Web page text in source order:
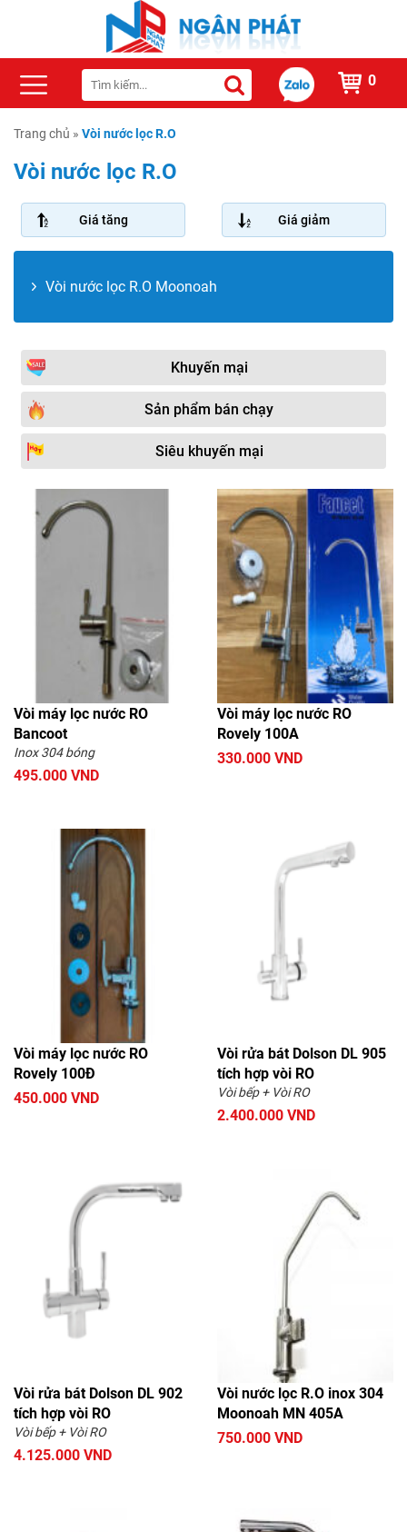
0
Trang chủ » Vòi nước lọc R.O
Vòi nước lọc R.O
Giá tăng Giá giảm
Vòi nước lọc R.O Moonoah
Khuyến mại
Sản phẩm bán chạy
Siêu khuyến mại
Vòi máy lọc nước RO
Bancoot
Inox 304 bóng
495.000 VND
Vòi máy lọc nước RO
Rovely 100A
330.000 VND
Vòi máy lọc nước RO
Rovely 100Đ
450.000 VND
Vòi rửa bát Dolson DL 905
tích hợp vòi RO
Vòi bếp + Vòi RO
2.400.000 VND
Vòi rửa bát Dolson DL 902
tích hợp vòi RO
Vòi bếp + Vòi RO
4.125.000 VND
Vòi nước lọc R.O inox 304
Moonoah MN 405A
750.000 VND